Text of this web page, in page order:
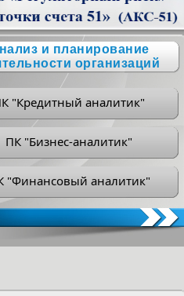
и планирование
организаций
"Кредитный аналитик"
ПК "Бизнес-аналитик"
"Финансовый аналитик"